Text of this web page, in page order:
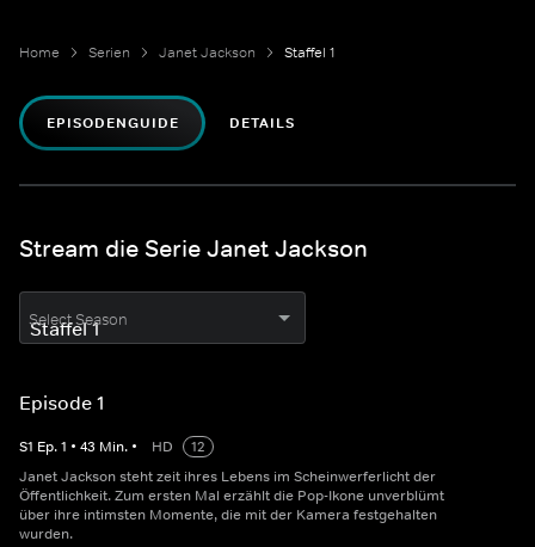
Home Serien Janet Jackson Staffel 1
EPISODENGUIDE DETAILS
Stream die Serie Janet Jackson
Select Season
Episode 1
S1 Ep.1 • 43 Min. • HD
12
Janet Jackson steht zeit ihres Lebens im Scheinwerferlicht der
Öffentlichkeit. Zum ersten Mal erzählt die Pop-Ikone unverblümt
über ihre intimsten Momente, die mit der Kamera festgehalten
wurden.